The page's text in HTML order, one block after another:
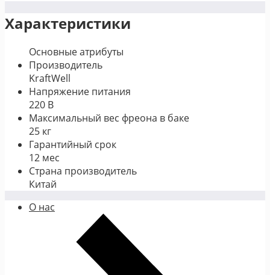
Характеристики
Основные атрибуты
Производитель
KraftWell
Напряжение питания
220 В
Максимальный вес фреона в баке
25 кг
Гарантийный срок
12 мес
Страна производитель
Китай
О нас